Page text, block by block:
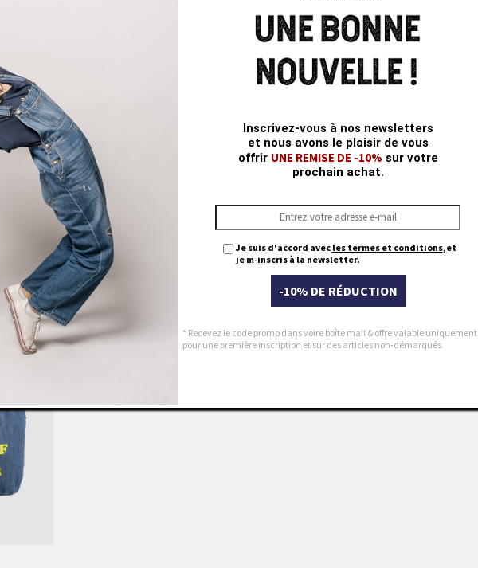
Inscrivez-vous à nos newsletters
et nous avons le plaisir de vous
offrir UNE REMISE DE -10% sur votre
prochain achat.
Je suis d'accord avec les termes et conditions,et
je m-inscris à la newsletter.
-10% DE RÉDUCTION
* Recevez le code promo dans voire boîte mail & offre valable uniquement
pour une première inscription et sur des articles non-démarqués.